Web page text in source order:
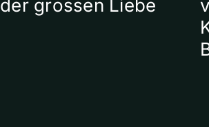
der grossen Liebe